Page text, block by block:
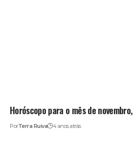
Horóscopo para o mês de
PorTerra Ruiva 4 anos atrás